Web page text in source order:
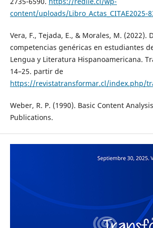
content/uploads/Libro_Actas_CITAE2025-
Vera, F., Tejada, E., & Morales, M. (2022).
competencias genéricas en estudiantes
Lengua y Literatura Hispanoamericana.
14–25. partir de
https://revistatransformar.cl/index.php/
Weber, R. P. (1990). Basic Content
Publications.